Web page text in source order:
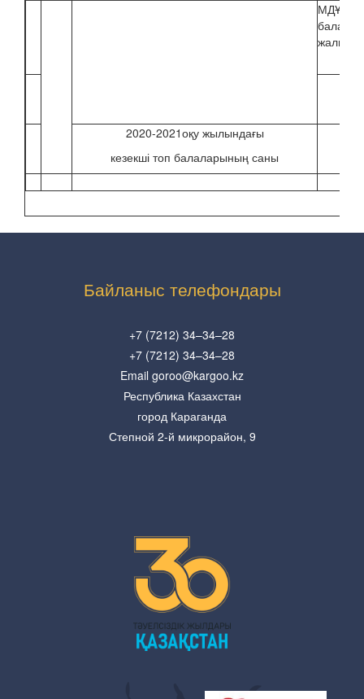
МДҰ
жалпы
2020-2021оқу жылындағы
кезекші топ балаларының саны
Байланыс телефондары
+7 (7212) 34–34–28
+7 (7212) 34–34–28
Email goroo@kargoo.kz
Республика Казахстан
город Караганда
Степной 2-й микрорайон, 9